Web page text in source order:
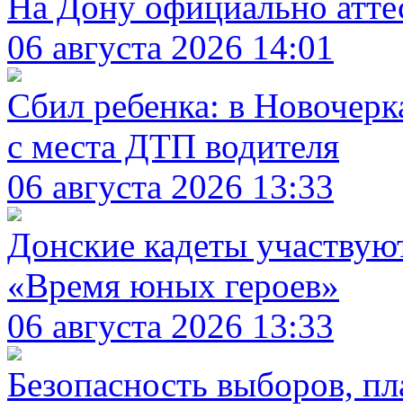
06 августа 2026 14:01
Сбил ребенка: в
с места ДТП водителя
06 августа 2026 13:33
Донские кадеты
«Время юных героев»
06 августа 2026 13:33
Безопасность выборов,